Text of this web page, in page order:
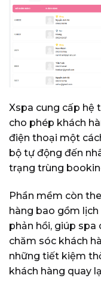
Xspa cung cấp hệ
cho phép khách
điện thoại một
bộ tự động đến
trạng trùng
Phần mềm còn
hàng bao gồm
phản hồi, giúp spa
chăm sóc khách
những tiết kiệm
khách hàng quay